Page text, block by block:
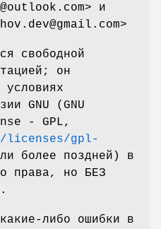
и
свободной
он
условиях
GNU (GNU
- GPL,
licenses/gpl-
более поздней) в
права, но БЕЗ
либо ошибки в